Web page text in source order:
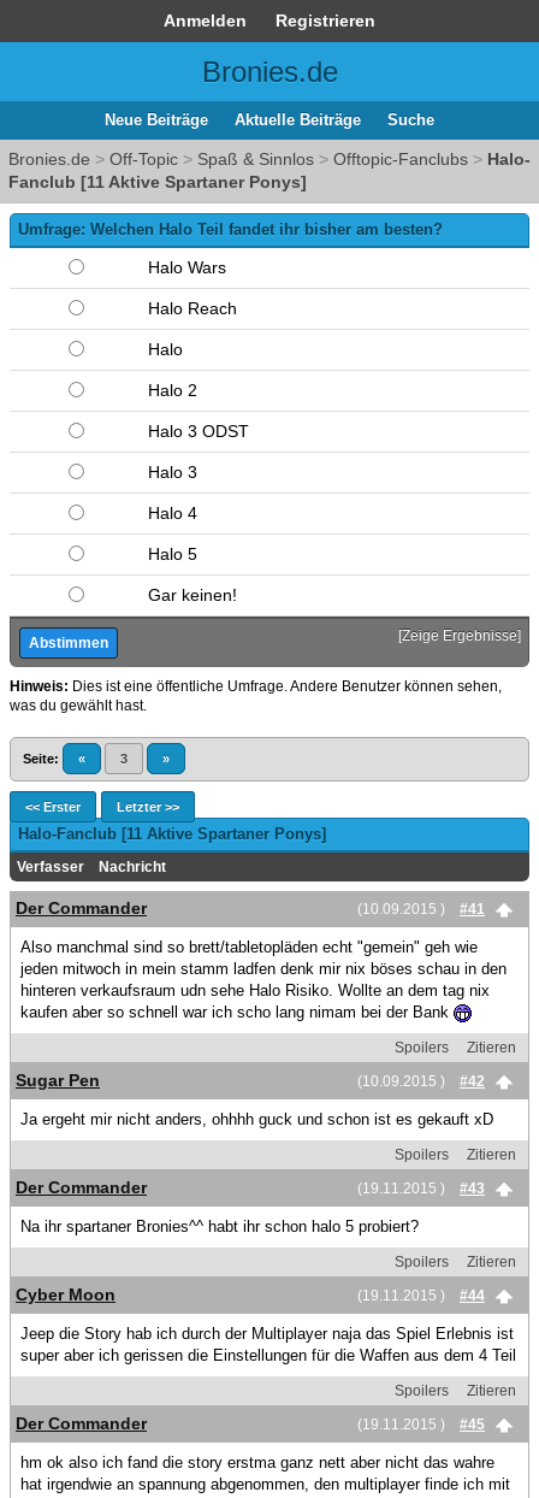
Anmelden Registrieren
Bronies.de
Neue Beiträge Aktuelle Beiträge Suche
Bronies.de > Off-Topic > Spaß & Sinnlos > Offtopic-Fanclubs > Halo-
Fanclub [11 Aktive Spartaner Ponys]
Umfrage: Welchen Halo Teil fandet ihr bisher am besten?
Halo Wars
Halo Reach
Halo
Halo 2
Halo 3 ODST
Halo 3
Halo 4
Halo 5
Gar keinen!
[Zeige Ergebnisse]
Hinweis: Dies ist eine öffentliche Umfrage. Andere Benutzer können sehen,
was du gewählt hast.
Seite: « 3 »
<< Erster Letzter >>
Halo-Fanclub [11 Aktive Spartaner Ponys]
Verfasser Nachricht
(10.09.2015 ) #41
Der Commander
Also manchmal sind so brett/tabletopläden echt "gemein" geh wie
jeden mitwoch in mein stamm ladfen denk mir nix böses schau in den
hinteren verkaufsraum udn sehe Halo Risiko. Wollte an dem tag nix
kaufen aber so schnell war ich scho lang nimam bei der Bank
Spoilers
Zitieren
(10.09.2015 )
#42
Sugar Pen
Ja ergeht mir nicht anders, ohhhh guck und schon ist es gekauft xD
Spoilers
Zitieren
(19.11.2015 )
#43
Der Commander
Na ihr spartaner Bronies^^ habt ihr schon halo 5 probiert?
Spoilers
Zitieren
(19.11.2015 )
#44
Cyber Moon
Jeep die Story hab ich durch der Multiplayer naja das Spiel Erlebnis ist
super aber ich gerissen die Einstellungen für die Waffen aus dem 4 Teil
Spoilers
Zitieren
(19.11.2015 )
#45
Der Commander
hm ok also ich fand die story erstma ganz nett aber nicht das wahre
hat irgendwie an spannung abgenommen, den multiplayer finde ich mit